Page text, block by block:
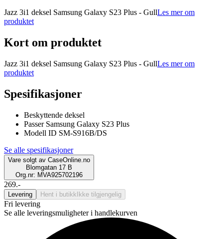
Jazz 3i1 deksel Samsung Galaxy S23 Plus - GullLes mer om
produktet
Kort om produktet
Jazz 3i1 deksel Samsung Galaxy S23 Plus - GullLes mer om
produktet
Spesifikasjoner
Beskyttende deksel
Passer Samsung Galaxy S23 Plus
Modell ID SM-S916B/DS
Se alle spesifikasjoner
Vare solgt av CaseOnline.no
Blomgatan 17 B
Org.nr: MVA925702196
269.-
Levering Hent i butikk Ikke tilgjengelig
Fri levering
Se alle leveringsmuligheter i handlekurven